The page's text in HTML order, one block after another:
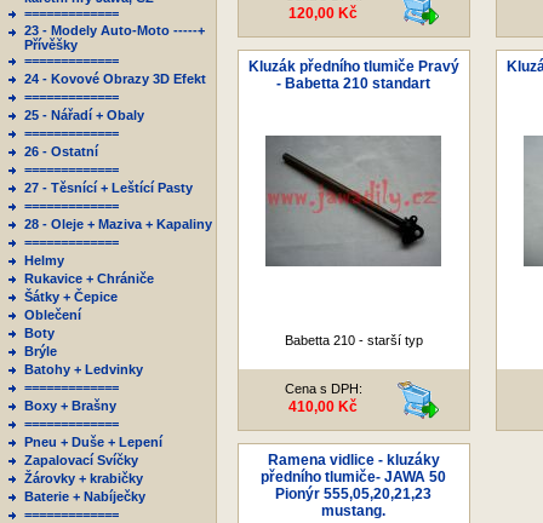
=============
23 - Modely Auto-Moto -----+
Přívěšky
=============
24 - Kovové Obrazy 3D Efekt
=============
25 - Nářadí + Obaly
=============
26 - Ostatní
=============
27 - Těsnící + Leštící Pasty
=============
28 - Oleje + Maziva + Kapaliny
=============
Helmy
Rukavice + Chrániče
Šátky + Čepice
Oblečení
Boty
Brýle
Batohy + Ledvinky
=============
Boxy + Brašny
=============
Pneu + Duše + Lepení
Zapalovací Svíčky
Žárovky + krabičky
Baterie + Nabíječky
=============
120,00 Kč
Kluzák předního tlumiče Pravý
- Babetta 210 standart
Babetta 210 - starší typ
Cena s DPH:
410,00 Kč
Ramena vidlice - kluzáky
předního tlumiče- JAWA 50
Pionýr 555,05,20,21,23
mustang.